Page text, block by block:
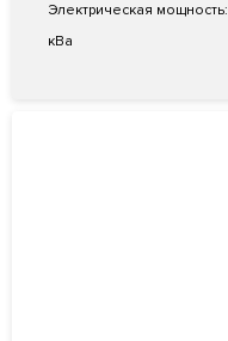
Электрическая мощность:
кВа